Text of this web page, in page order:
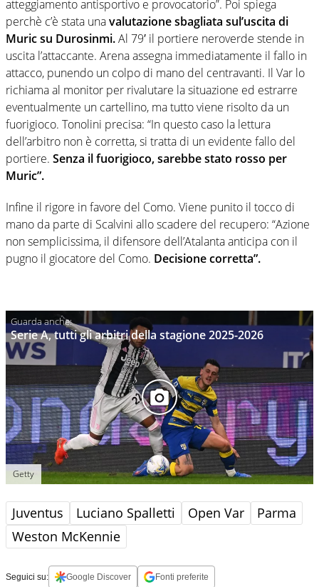
atteggiamento antisportivo e provocatorio”. Poi spiega
perchè c’è stata unavalutazione sbagliata sul’uscita di
Muric su Durosinmi.Al 79′ il portiere neroverde stende in
uscita l’attaccante. Arena assegna immediatamente il fallo in
attacco, punendo un colpo di mano del centravanti. Il Var lo
richiama al monitor per rivalutare la situazione ed estrarre
eventualmente un cartellino, ma tutto viene risolto da un
fuorigioco. Tonolini precisa: “In questo caso la lettura
dell’arbitro non è corretta, si tratta di un evidente fallo del
portiere. Senza il fuorigioco, sarebbe stato rosso per
Muric”.
Infine il rigore in favore del Como. Viene punito il tocco di
mano da parte di Scalvini allo scadere del recupero: “Azione
non semplicissima, il difensore dell’Atalanta anticipa con il
pugno il giocatore del Como. Decisione corretta”.
Serie A, tutti gli arbitri della stagione 2025-2026
Getty
Juventus Luciano Spalletti Open Var
Parma
Weston McKennie
Seguici su: Google Discover Fonti preferite